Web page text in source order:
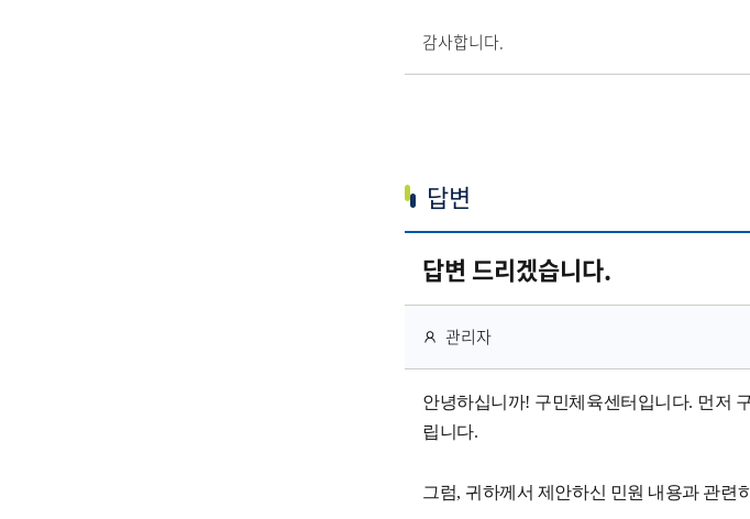
감사합니다.
답변
답변 드리겠습니다.
작
성
자
관리자
안녕하십니까! 구민체육센터입니다. 먼저
립니다.
그럼, 귀하께서 제안하신 민원 내용과 관련